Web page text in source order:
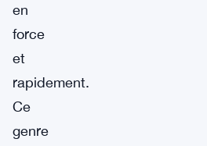
en
force
et
rapidement.
Ce
genre